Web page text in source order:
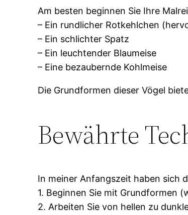
Am besten beginnen Sie Ihre
– Ein rundlicher Rotkehlchen
– Ein schlichter Spatz
– Ein leuchtender Blaumeise
– Eine bezaubernde Kohlmeise
Die Grundformen dieser Vögel
Bewährte
In meiner Anfangszeit haben sich
1. Beginnen Sie mit Grundformen
2. Arbeiten Sie von hellen zu